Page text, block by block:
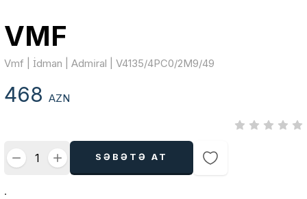
VMF
Vmf | İdman | Admi̇ral | V4135/4PC0/2M9/49
468AZN
SƏBƏTƏ AT
.